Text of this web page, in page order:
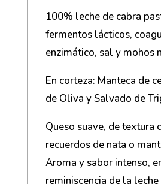
100% leche de cabra
fermentos lácticos,
enzimático, sal y mohos
En corteza: Manteca de
de Oliva y Salvado de
Queso suave, de textura
recuerdos de nata o
Aroma y sabor intenso,
reminiscencia de la